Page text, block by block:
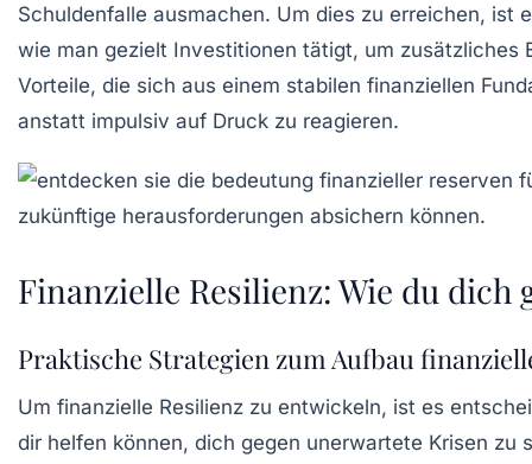
Schuldenfalle ausmachen. Um dies zu erreichen, ist
wie man gezielt Investitionen tätigt, um zusätzliches
Vorteile, die sich aus einem stabilen finanziellen
anstatt impulsiv auf Druck zu reagieren.
Finanzielle Resilienz: Wie du dich
Praktische Strategien zum Aufbau
Um finanzielle Resilienz zu entwickeln, ist es
dir helfen können, dich gegen unerwartete Krisen zu